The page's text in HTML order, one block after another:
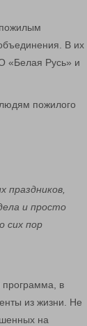
В их
«Белая Русь» и
пожилого
праздников,
и просто
сих пор
программа, в
из жизни. Не
на